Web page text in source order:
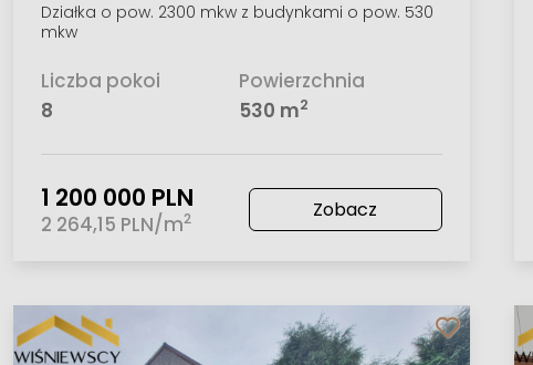
Działka o pow. 2300 mkw z budynkami o pow. 530
mkw
Liczba pokoi
8
Powierzchnia
530 m2
1 200 000 PLN
2 264,15 PLN/m2 Zobacz